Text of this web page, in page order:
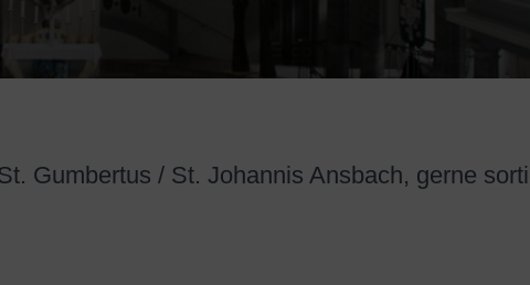
Gumbertus / St. Johannis Ansbach, gerne